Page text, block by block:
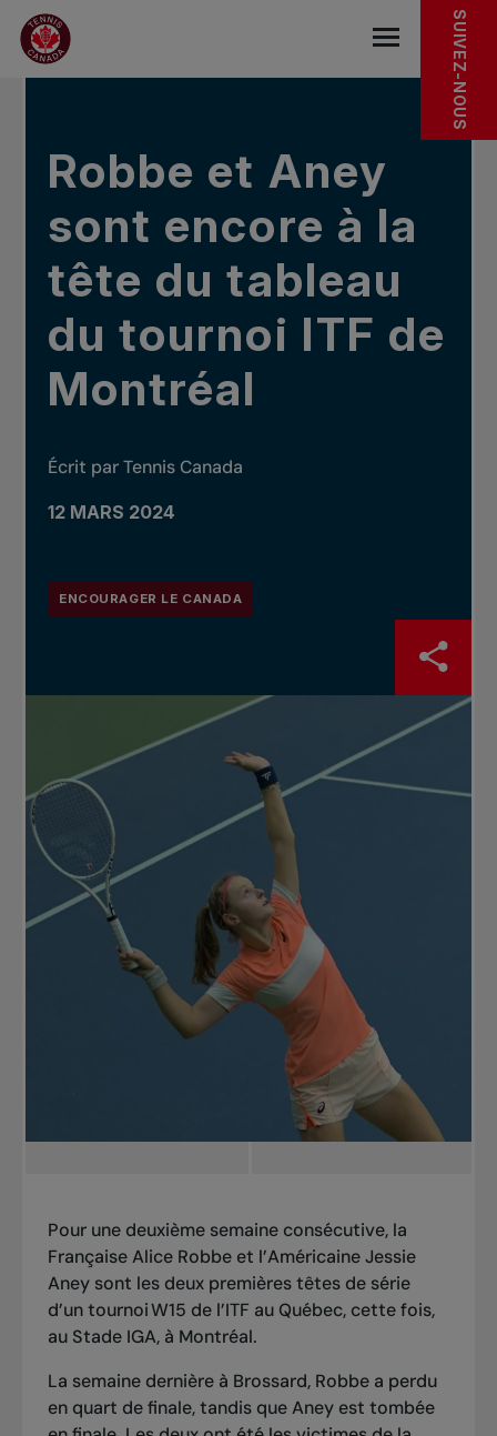
Sauter au menu principal
Sauter au contenu principal
Sauter au pied de page
DANS LES NOUVELLES SUIVEZ-NOUS
Robbe et Aney
sont encore à la
tête du tableau
du tournoi ITF de
Montréal
Écrit par Tennis Canada
12 MARS 2024
ENCOURAGER LE CANADA
Pour une deuxième semaine consécutive, la
Française Alice Robbe et l’Américaine Jessie
Aney sont les deux premières têtes de série
d’un tournoi W15 de l’ITF au Québec, cette fois,
au Stade IGA, à Montréal.
La semaine dernière à Brossard, Robbe a perdu
en quart de finale, tandis que Aney est tombée